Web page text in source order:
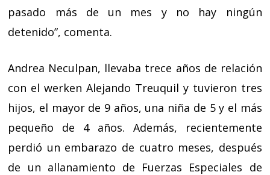
pasado más de un mes y no hay ningún
detenido”, comenta.
Andrea Neculpan, llevaba trece años de relación
con el werken Alejando Treuquil y tuvieron tres
hijos, el mayor de 9 años, una niña de 5 y el más
pequeño de 4 años. Además, recientemente
perdió un embarazo de cuatro meses, después
de un allanamiento de Fuerzas Especiales de